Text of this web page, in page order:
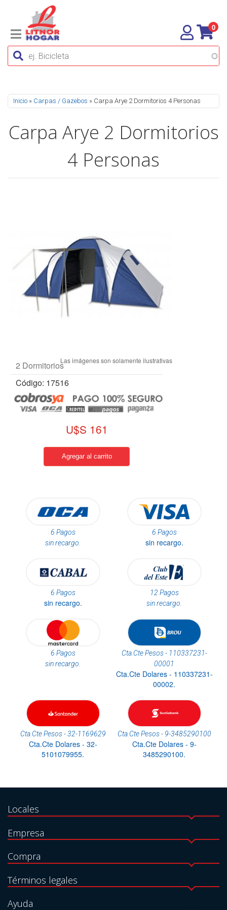
0
Se encuentra usted aquí
Inicio » Carpas / Gazebos » Carpa Arye 2 Dormitorios 4 Personas
Carpa Arye 2 Dormitorios
4 Personas
2 Dormitorios
Código: 17516
U$S 161
6 Pagos
sin recargo.
6 Pagos
sin recargo.
6 Pagos
sin recargo.
12 Pagos
sin recargo.
6 Pagos
sin recargo.
Cta.Cte Pesos - 110337231-
00001
Cta.Cte Dolares - 110337231-
00002.
Cta.Cte Pesos - 32-1169629
Cta.Cte Dolares - 32-
5101079955.
Cta.Cte Pesos - 9-3485290100
Cta.Cte Dolares - 9-
3485290100.
Locales
Empresa
Compra
Términos legales
Ayuda